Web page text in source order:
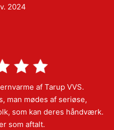
2024
af Tarup VVS.
man mødes af seriøse,
som kan deres håndværk.
som aftalt.